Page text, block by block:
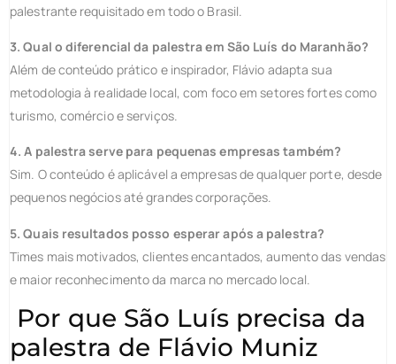
palestrante requisitado em todo o Brasil.
3. Qual o diferencial da palestra em São Luís do Maranhão?
Além de conteúdo prático e inspirador, Flávio adapta sua
metodologia à realidade local, com foco em setores fortes como
turismo, comércio e serviços.
4. A palestra serve para pequenas empresas também?
Sim. O conteúdo é aplicável a empresas de qualquer porte, desde
pequenos negócios até grandes corporações.
5. Quais resultados posso esperar após a palestra?
Times mais motivados, clientes encantados, aumento das vendas
e maior reconhecimento da marca no mercado local.
Por que São Luís precisa da
palestra de Flávio Muniz